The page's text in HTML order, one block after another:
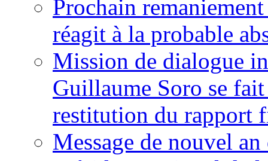
Prochain
réagit à la probable
Mission de dialogue
Guillaume Soro se
restitution du rapport
Message de nouvel